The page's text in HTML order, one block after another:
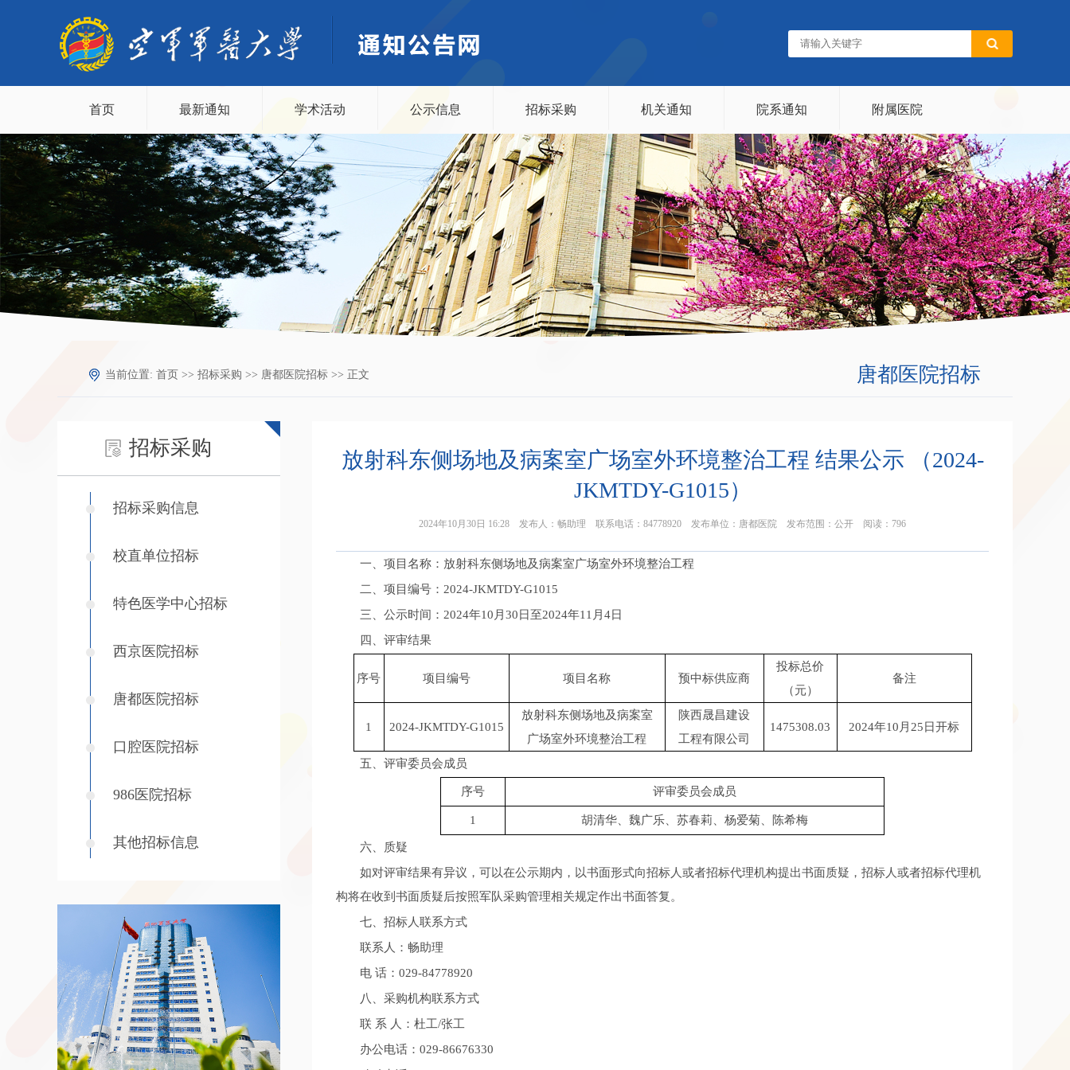
首页 最新通知 学术活动 公示信息 招标采购 机关通知 院系通知 附属医院
当前位置: 首页 >> 招标采购 >> 唐都医院招标 >> 正文 唐都医院招标
招标采购
招标采购信息
校直单位招标
特色医学中心招标
西京医院招标
唐都医院招标
口腔医院招标
986医院招标
其他招标信息
放射科东侧场地及病案室广场室外环境整治工程 结果公示 （2024-
JKMTDY-G1015）
2024年10月30日 16:28 发布人：畅助理 联系电话：84778920 发布单位：唐都医院 发布范围：公开 阅读： 796
一、项目名称：放射科东侧场地及病案室广场室外环境整治工程
二、项目编号：2024-JKMTDY-G1015
三、公示时间：2024年10月30日至2024年11月4日
四、评审结果
序号 项目编号 项目名称 预中标供应商
投标总价
（元）
备注
1 2024-JKMTDY-G1015
放射科东侧场地及病案室
广场室外环境整治工程
陕西晟昌建设
工程有限公司
1475308.03 2024年10月25日开标
五、评审委员会成员
序号 评审委员会成员
1 胡清华、魏广乐、苏春莉、杨爱菊、陈希梅
六、质疑
如对评审结果有异议，可以在公示期内，以书面形式向招标人或者招标代理机构提出书面质疑，招标人或者招标代理机
构将在收到书面质疑后按照军队采购管理相关规定作出书面答复。
七、招标人联系方式
联系人：畅助理
电 话：029-84778920
八、采购机构联系方式
联 系 人：杜工/张工
办公电话：029-86676330